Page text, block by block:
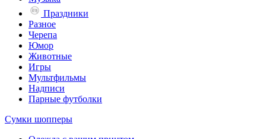
Праздники
Разное
Черепа
Юмор
Животные
Игры
Мультфильмы
Надписи
Парные футболки
Сумки шопперы